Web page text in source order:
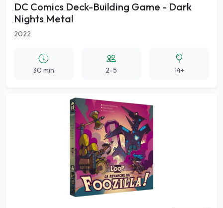
DC Comics Deck-Building Game - Dark
Nights Metal
2022
30 min 2-5 14+